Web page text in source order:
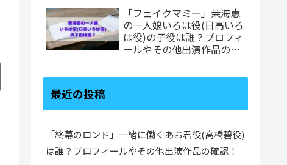
「フェイクマミー」茉海恵
の一人娘いろは役(日高いろ
は役)の子役は誰？プロフィ
ールやその他出演作品の確
最近の投稿
「終幕のロンド」一緒に働くあお君役(高橋碧役)
は誰？プロフィールやその他出演作品の確認！